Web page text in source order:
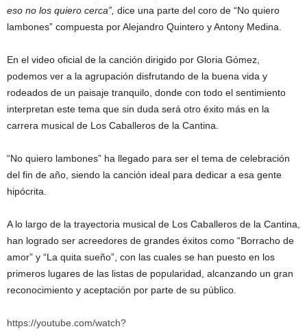
eso no los quiero cerca”, dice una parte del coro de “No quiero
lambones” compuesta por Alejandro Quintero y Antony Medina.
En el video oficial de la canción dirigido por Gloria Gómez,
podemos ver a la agrupación disfrutando de la buena vida y
rodeados de un paisaje tranquilo, donde con todo el sentimiento
interpretan este tema que sin duda será otro éxito más en la
carrera musical de Los Caballeros de la Cantina.
“No quiero lambones” ha llegado para ser el tema de celebración
del fin de año, siendo la canción ideal para dedicar a esa gente
hipócrita.
A lo largo de la trayectoria musical de Los Caballeros de la Cantina,
han logrado ser acreedores de grandes éxitos como “Borracho de
amor” y “La quita sueño”, con las cuales se han puesto en los
primeros lugares de las listas de popularidad, alcanzando un gran
reconocimiento y aceptación por parte de su público.
https://youtube.com/watch?